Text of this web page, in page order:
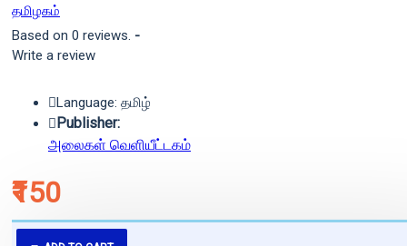
தமிழகம்
Based on 0 reviews. -
Write a review
₹150
Language: தமிழ்
Publisher:
அலைகள் வெளியீட்டகம்
புத்தகம் 3 - 7 நாட்களில் அனுப்பி